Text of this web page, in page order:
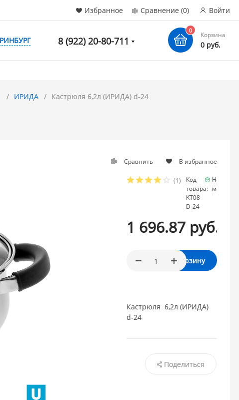
Избранное Сравнение (0) Войти
8 (922) 20-80-711
0
Корзина
0 руб.
ИРИДА Кастрюля 6,2л (ИРИДА) d-24
Сравнить В избранное
(1)
Код
товара:
KT08-
D-24
мало
1 696.87 руб.
В корзину
Кастрюля 6,2л (ИРИДА)
d-24
Поделиться